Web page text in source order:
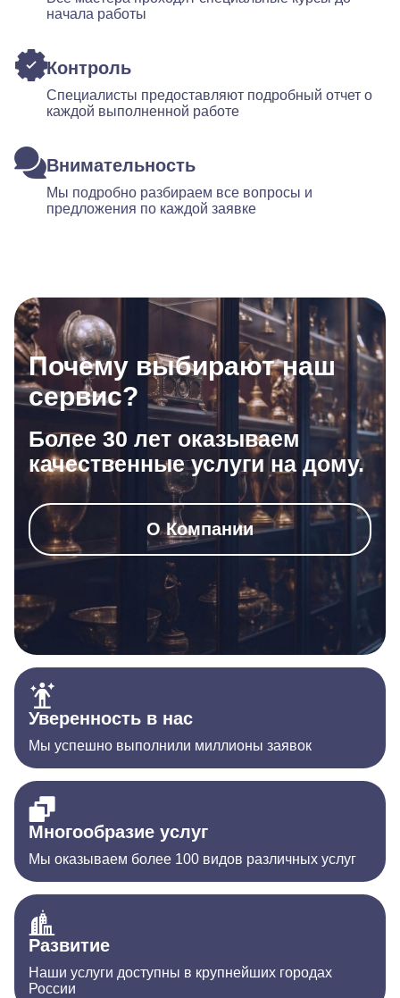
начала работы
Контроль
Специалисты предоставляют подробный отчет о
каждой выполненной работе
Внимательность
Мы подробно разбираем все вопросы и
предложения по каждой заявке
Почему выбирают наш
сервис?
Более 30 лет оказываем
качественные услуги на дому.
О Компании
Уверенность в нас
Мы успешно выполнили миллионы заявок
Многообразие услуг
Мы оказываем более 100 видов различных услуг
Развитие
Наши услуги доступны в крупнейших городах
России